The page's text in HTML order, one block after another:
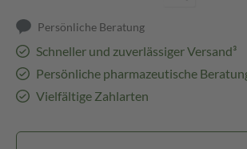
Persönliche Beratung
Schneller und zuverlässiger Versand³
Persönliche pharmazeutische
Vielfältige Zahlarten